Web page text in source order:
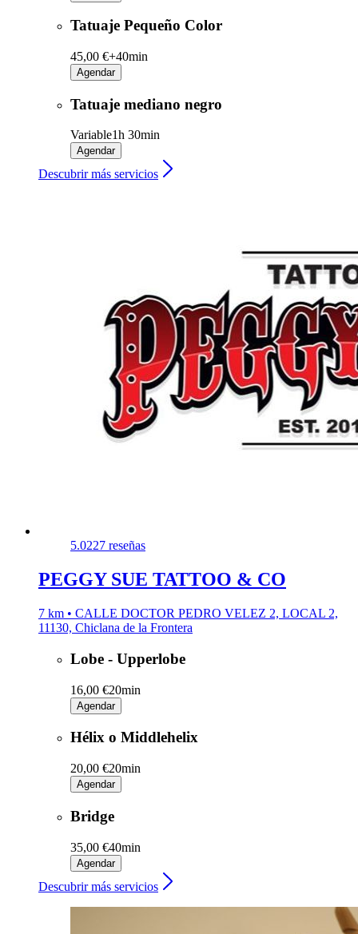
Tatuaje Pequeño Color
45,00 €+40min
Agendar
Tatuaje mediano negro
Variable1h 30min
Agendar
Descubrir más servicios
5.0227 reseñas
PEGGY SUE TATTOO & CO
7 km • CALLE DOCTOR PEDRO VELEZ 2, LOCAL 2,
11130, Chiclana de la Frontera
Lobe - Upperlobe
16,00 €20min
Agendar
Hélix o Middlehelix
20,00 €20min
Agendar
Bridge
35,00 €40min
Agendar
Descubrir más servicios